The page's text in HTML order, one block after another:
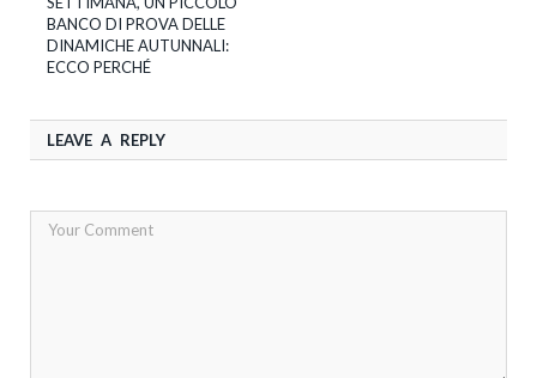
BANCO DI PROVA DELLE
DINAMICHE AUTUNNALI:
ECCO PERCHÉ
LEAVE A REPLY